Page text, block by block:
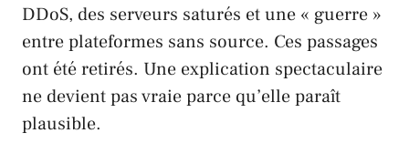
DDoS, des serveurs saturés et une « guerre »
entre plateformes sans source. Ces passages
ont été retirés. Une explication spectaculaire
ne devient pas vraie parce qu’elle paraît
plausible.